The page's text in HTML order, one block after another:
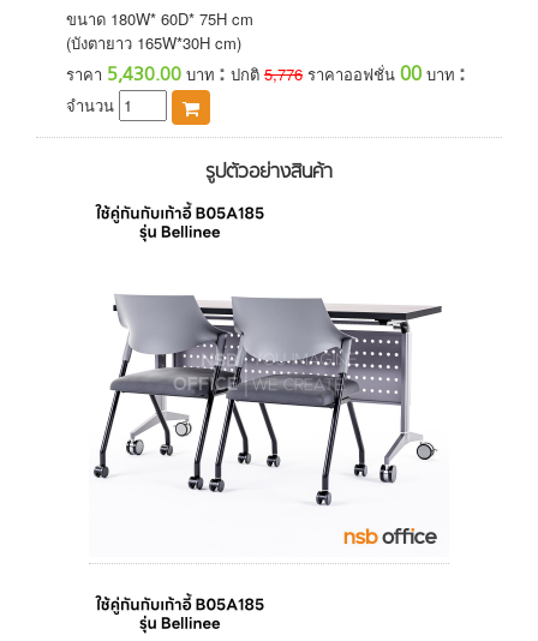
ขนาด 180W* 60D* 75H cm
(บังตายาว 165W*30H cm)
ราคา 5,430.00 บาท : ปกติ 5,776 ราคาออฟชั่น 00 บาท :
จำนวน
รูปตัวอย่างสินค้า